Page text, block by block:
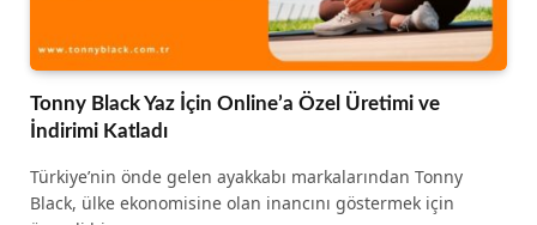
Tonny Black Yaz İçin Online’a Özel Üretimi ve
İndirimi Katladı
Türkiye’nin önde gelen ayakkabı markalarından Tonny
Black, ülke ekonomisine olan inancını göstermek için